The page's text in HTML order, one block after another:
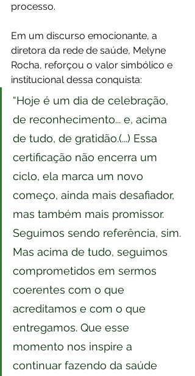
processo.
Em um discurso emocionante, a
diretora da rede de saúde, Melyne
Rocha, reforçou o valor simbólico e
institucional dessa conquista:
“Hoje é um dia de celebração,
de reconhecimento... e, acima
de tudo, de gratidão.(...) Essa
certificação não encerra um
ciclo, ela marca um novo
começo, ainda mais desafiador,
mas também mais promissor.
Seguimos sendo referência, sim.
Mas acima de tudo, seguimos
comprometidos em sermos
coerentes com o que
acreditamos e com o que
entregamos. Que esse
momento nos inspire a
continuar fazendo da saúde